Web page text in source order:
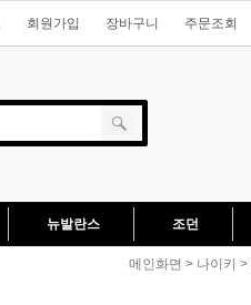
회원가입 장바구니 주문조회
뉴발란스 조던
메인화면 > 나이키 >